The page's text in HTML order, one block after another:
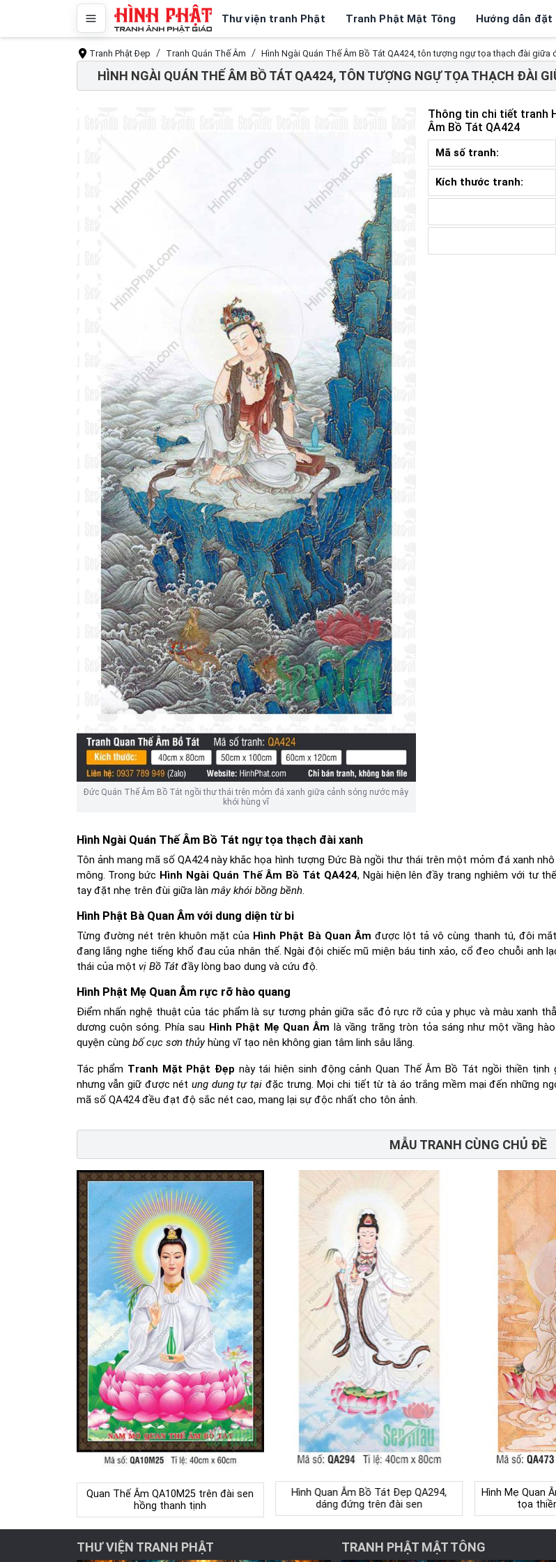
Thư viện tranh Phật Tranh Phật Mật Tông Hướng dẫn đặt
Tranh Phật Đẹp Tranh Quán Thế Âm Hình Ngài Quán Thế Âm Bồ Tát QA424, tôn tượng ngự tọa thạch đài giữa
HÌNH NGÀI QUÁN THẾ ÂM BỒ TÁT QA424, TÔN TƯỢNG NGỰ TỌA THẠCH ĐÀI
Đức Quán Thế Âm Bồ Tát ngồi thư thái trên mỏm đá xanh giữa cảnh sóng nước mây
khói hùng vĩ
Thông tin chi tiết tranh
Âm Bồ Tát QA424
Mã số tranh:
Kích thước tranh:
Hình Ngài Quán Thế Âm Bồ Tát ngự tọa thạch đài xanh
Tôn ảnh mang mã số QA424 này khắc họa hình tượng Đức Bà ngồi thư thái trên một mỏm đá xanh
mông. Trong bức Hình Ngài Quán Thế Âm Bồ Tát QA424, Ngài hiện lên đầy trang nghiêm với tư
tay đặt nhẹ trên đùi giữa làn mây khói bồng bềnh.
Hình Phật Bà Quan Âm với dung diện từ bi
Từng đường nét trên khuôn mặt của Hình Phật Bà Quan Âm được lột tả vô cùng thanh tú, đôi
đang lắng nghe tiếng khổ đau của nhân thế. Ngài đội chiếc mũ miện báu tinh xảo, cổ đeo chuỗi anh
thái của một vị Bồ Tátđầy lòng bao dung và cứu độ.
Hình Phật Mẹ Quan Âm rực rỡ hào quang
Điểm nhấn nghệ thuật của tác phẩm là sự tương phản giữa sắc đỏ rực rỡ của y phục và màu xanh
dương cuộn sóng. Phía sau Hình Phật Mẹ Quan Âm là vầng trăng tròn tỏa sáng như một vầng
quyện cùng bố cục sơn thủyhùng vĩ tạo nên không gian tâm linh sâu lắng.
Tác phẩm Tranh Mặt Phật Đẹp này tái hiện sinh động cảnh Quan Thế Âm Bồ Tát ngồi thiền tịnh
nhưng vẫn giữ được nét ung dung tự tại đặc trưng. Mọi chi tiết từ tà áo trắng mềm mại đến những
mã số QA424 đều đạt độ sắc nét cao, mang lại sự độc nhất cho tôn ảnh.
MẪU TRANH CÙNG CHỦ ĐỀ
Quan Thế Âm QA10M25 trên đài sen
hồng thanh tịnh
Hình Quan Âm Bồ Tát Đẹp QA294,
dáng đứng trên đài sen
Hình Mẹ Quan
tọa
THƯ VIỆN TRANH PHẬT TRANH PHẬT MẬT TÔNG